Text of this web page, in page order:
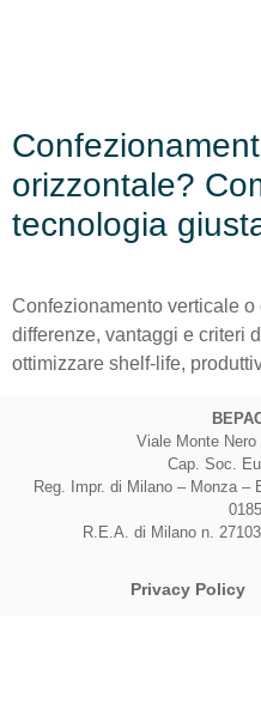
orizzontale?
tecnologia
Confezionamento verticale
differenze, vantaggi e criteri
ottimizzare shelf-life,
Viale Monte
Cap. Soc.
Reg. Impr. di Milano – Monza –
R.E.A. di Milano n.
Privacy Policy